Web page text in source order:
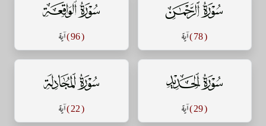
سورة الرحمن
( 78 ) آية
سورة الواقعة
( 96 ) آية
سورة الحديد
( 29 ) آية
سورة المجادلة
( 22 ) آية